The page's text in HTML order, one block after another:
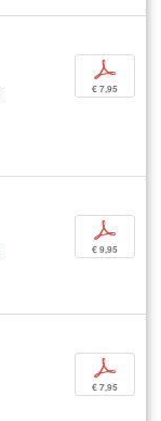
p
€ 7,95
p
€ 9,95
p
€ 7,95